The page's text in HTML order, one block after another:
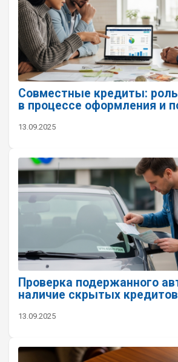
Совместные кредиты:
в процессе оформления и
13.09.2025
Проверка подержанного
наличие скрытых
13.09.2025